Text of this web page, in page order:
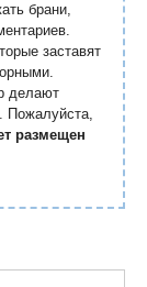
брани,
заставят
делают
Пожалуйста,
размещен